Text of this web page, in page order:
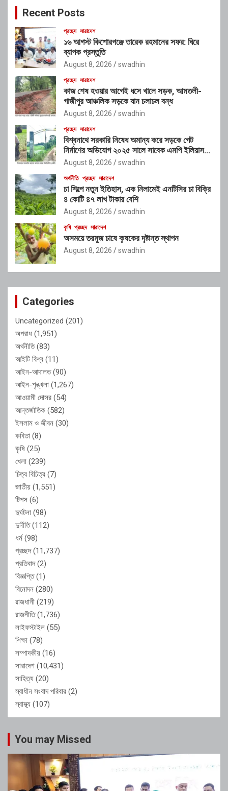
Recent Posts
প্রচ্ছদ সারাদেশ
১৬ আগস্ট কিশোরগঞ্জে তারেক রহমানের সফর: ঘিরে
ব্যাপক প্রস্তুতি
August 8, 2026 swadhin
প্রচ্ছদ সারাদেশ
কাজ শেষ হওয়ার আগেই ধসে খালে সড়ক, আমতলী-
গাজীপুর আঞ্চলিক সড়কে যান চলাচল বন্ধ
August 8, 2026 swadhin
প্রচ্ছদ সারাদেশ
বিশ্বনাথে সরকারি নিষেধ অমান্য করে সড়কে গেট
নির্মাণের অভিযোগ ২০২৫ সালে সাবেক এমপি ইলিয়াস
আলীর নামে নামফলক স্থাপনের অভিযোগ
August 8, 2026 swadhin
অর্থনীতি প্রচ্ছদ সারাদেশ
চা শিল্পে নতুন ইতিহাস, এক নিলামেই এনটিসির চা বিক্রি
৪ কোটি ৪৭ লাখ টাকার বেশি
August 8, 2026 swadhin
কৃষি প্রচ্ছদ সারাদেশ
অসময়ে তরমুজ চাষে কৃষকের দৃষ্টান্ত স্থাপন
August 8, 2026 swadhin
Categories
Uncategorized (201)
অপরাধ (1,951)
অর্থনীতি(83)
আইটি বিশ্ব (11)
আইন-আদালত(90)
আইন-শৃঙ্খলা (1,267)
আওয়ামী দোসর (54)
আন্তর্জাতিক (582)
ইসলাম ও জীবন (30)
কবিতা (8)
কৃষি (25)
খেলা (239)
চিত্র বিচিত্র (7)
জাতীয় (1,551)
টিপস (6)
দুর্ঘটনা (98)
দুর্নীতি(112)
ধর্ম(98)
প্রচ্ছদ(11,737)
প্রতিবাদ(2)
বিজ্ঞপ্তি(1)
বিনোদন (280)
রাজধানী (219)
রাজনীতি(1,736)
লাইফস্টাইল (55)
শিক্ষা (78)
সম্পাদকীয় (16)
সারাদেশ (10,431)
সাহিত্য (20)
স্বাধীন সংবাদ পরিবার (2)
স্বাস্থ্য (107)
You may Missed